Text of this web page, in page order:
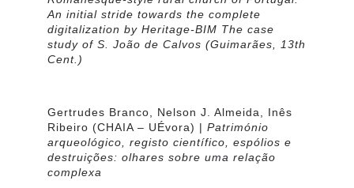
An initial stride towards the complete
digitalization by Heritage-BIM The case
study of S. João de Calvos (Guimarães, 13th
Cent. )
Gertrudes Branco, Nelson J. Almeida, Inês
Ribeiro (CHAIA – UÉvora) | Património
arqueológico, registo científico, espólios e
destruições: olhares sobre uma relação
complexa